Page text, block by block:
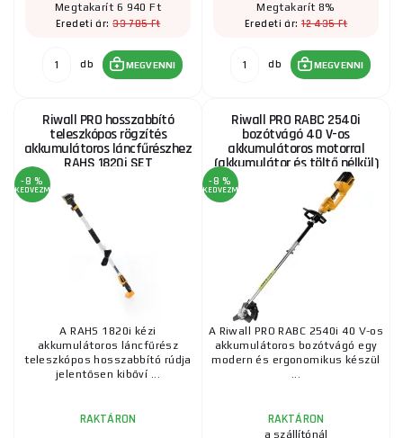
Megtakarít 6 940 Ft
Eredeti ár:33 785 Ft
db MEGVENNI
Megtakarít 8%
Eredeti ár:12 435 Ft
db MEGVENNI
Riwall PRO hosszabbító
teleszkópos rögzítés
akkumulátoros láncfűrészhez
RAHS 1820i SET
-8 %
KEDVEZMÉNY
A RAHS 1820i kézi
akkumulátoros láncfűrész
teleszkópos hosszabbító rúdja
jelentősen kibőví ...
RAKTÁRON
Riwall PRO RABC 2540i
bozótvágó 40 V-os
akkumulátoros motorral
(akkumulátor és töltő nélkül)
-8 %
KEDVEZMÉNY
A Riwall PRO RABC 2540i 40 V-os
akkumulátoros bozótvágó egy
modern és ergonomikus készül
...
RAKTÁRON
a szállítónál